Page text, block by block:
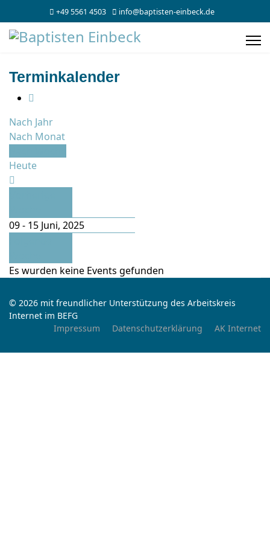
+49 5561 4503 info@baptisten-einbeck.de
Terminkalender
Nach Jahr
Nach Monat
Heute
09 - 15 Juni, 2025
Es wurden keine Events gefunden
© 2026 mit freundlicher Unterstützung des Arbeitskreis
Internet im BEFG
Impressum
Datenschutzerklärung AK Internet